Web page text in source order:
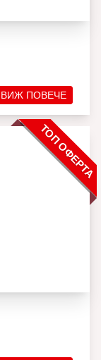
ВИЖ ПОВЕЧЕ
ТОП ОФЕРТА